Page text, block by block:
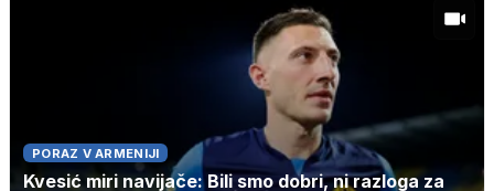
PORAZ V ARMENIJI
Kvesić miri navijače: Bili smo dobri, ni razloga za